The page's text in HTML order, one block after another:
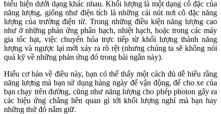
biểu hiện dưới dạng khác nhau. Khối lượng là một dạng cô đặc của
năng lượng, giống như điện tích là những cái nút nơi cô đặc năng
lượng của trường điện từ. Trong những điều kiện năng lượng cao
như ở những phản ứng phân hạch, nhiệt hạch, hoặc trong các máy
gia tốc hạt, việc chuyển hóa trực tiếp từ khối lượng thành năng
lượng và ngược lại mới xảy ra rõ rệt (nhưng chúng ta sẽ không nói
quá kỹ về những phản ứng đó trong bài ngắn này).
Hiểu cơ bản về điều này, bạn có thể thấy một cách đủ dễ hiểu rằng
năng lượng mà bạn sử dụng hàng ngày để vận động, để cho xe của
bạn chạy trên đường, cũng như năng lượng cho phép photon gây ra
các hiệu ứng chẳng liên quan gì tới khối lượng nghỉ mà bạn hay
những thứ đó nắm giữ.